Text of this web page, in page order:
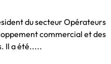
du secteur Opérateurs
commercial et des
Il a été.....